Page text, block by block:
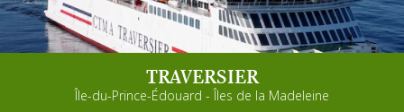
Découvrez notre navire
Planifiez votre voyageTRAVERSIER
Île-du-Prince-Édouard - Îles de la Madeleine